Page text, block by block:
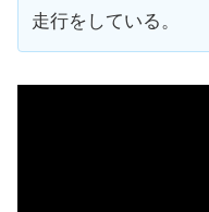
走行をしている。